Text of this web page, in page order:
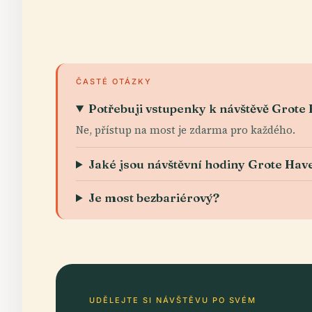
ČASTÉ OTÁZKY
Potřebuji vstupenky k návštěvě Grote
Ne, přístup na most je zdarma pro každého.
Jaké jsou návštěvní hodiny Grote
Je most bezbariérový?
UDĚLEJTE SI NÁVŠTĚVU PO SVÉM